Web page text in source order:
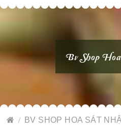
Bv Shop
BV SHOP HOA SÁT